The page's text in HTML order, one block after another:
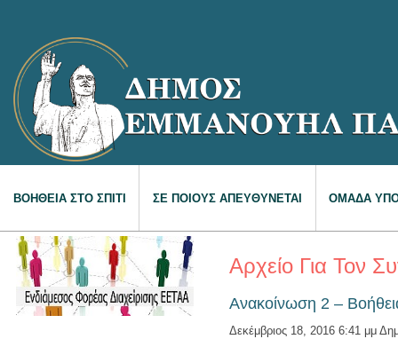
ΒΟΗΘΕΙΑ ΣΤΟ ΣΠΙΤΙ ΣΕ ΠΟΙΟΥΣ ΑΠΕΥΘΥΝΕΤΑΙ ΟΜΑΔΑ
Αρχείο Για Τον
Ανακοίνωση 2 –
Δεκέμβριος 18, 2016 6:41 μμ